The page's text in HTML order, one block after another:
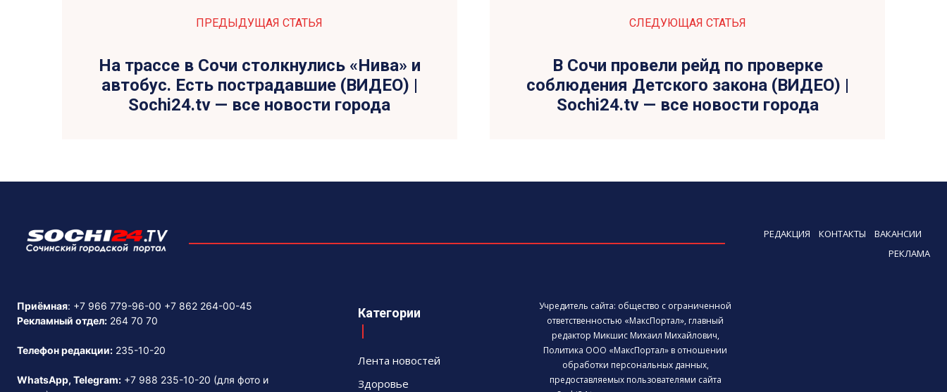
ПРЕДЫДУЩАЯ СТАТЬЯ
На трассе в Сочи столкнулись «Нива» и
автобус. Есть пострадавшие (ВИДЕО) |
Sochi24.tv — все новости города
СЛЕДУЮЩАЯ СТАТЬЯ
В Сочи провели рейд по проверке
соблюдения Детского закона (ВИДЕО) |
Sochi24.tv — все новости города
РЕДАКЦИЯ КОНТАКТЫ
ВАКАНСИИ
РЕКЛАМА
Приёмная: +7 966 779-96-00 +7 862 264-00-45
Рекламный отдел: 264 70 70
Телефон редакции: 235-10-20
WhatsApp, Telegram: +7 988 235-10-20 (для фото и
Категории
Лента новостей
Здоровье
Учредитель сайта: общество с ограниченной
ответственностью «МаксПортал», главный
редактор Микшис Михаил Михайлович,
Политика ООО «МаксПортал» в отношении
обработки персональных данных,
предоставляемых пользователями сайта